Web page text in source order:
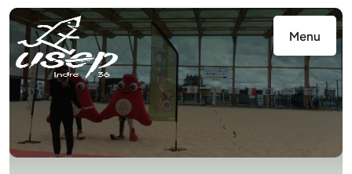
Menu
Panneau de gestion des cookies